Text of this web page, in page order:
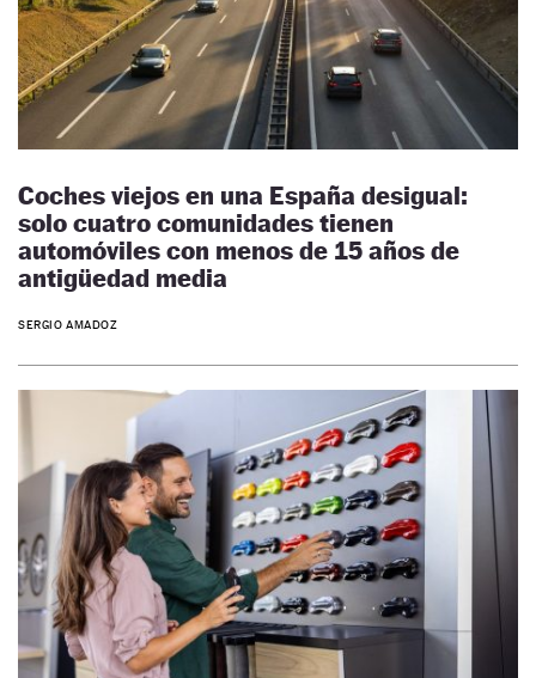
Coches viejos en una España desigual:
solo cuatro comunidades tienen
automóviles con menos de 15 años de
antigüedad media
SERGIO AMADOZ